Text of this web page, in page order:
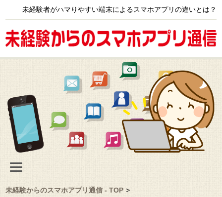
未経験者がハマりやすい端末によるスマホアプリの違いとは？
未経験からのスマホアプリ通信 - TOP >